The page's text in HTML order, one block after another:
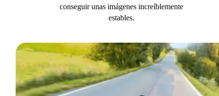
conseguir unas imágenes increíblemente
estables.